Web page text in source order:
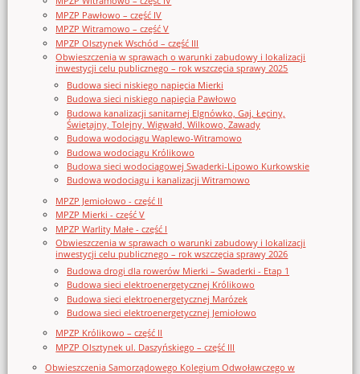
MPZP Pawłowo – część IV
MPZP Witramowo – część V
MPZP Olsztynek Wschód – część III
Obwieszczenia w sprawach o warunki zabudowy i lokalizacji
inwestycji celu publicznego – rok wszczęcia sprawy 2025
Budowa sieci niskiego napięcia Mierki
Budowa sieci niskiego napięcia Pawłowo
Budowa kanalizacji sanitarnej Elgnówko, Gaj, Łęciny,
Świętajny, Tolejny, Wigwałd, Wilkowo, Zawady
Budowa wodociągu Waplewo-Witramowo
Budowa wodociągu Królikowo
Budowa sieci wodociągowej Swaderki-Lipowo Kurkowskie
Budowa wodociągu i kanalizacji Witramowo
MPZP Jemiołowo - część II
MPZP Mierki - część V
MPZP Warlity Małe - część I
Obwieszczenia w sprawach o warunki zabudowy i lokalizacji
inwestycji celu publicznego – rok wszczęcia sprawy 2026
Budowa drogi dla rowerów Mierki – Swaderki - Etap 1
Budowa sieci elektroenergetycznej Królikowo
Budowa sieci elektroenergetycznej Marózek
Budowa sieci elektroenergetycznej Jemiołowo
MPZP Królikowo – część II
MPZP Olsztynek ul. Daszyńskiego – część III
Obwieszczenia Samorządowego Kolegium Odwoławczego w